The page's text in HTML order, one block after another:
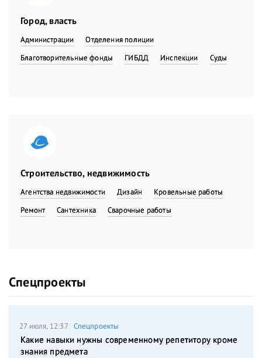
Город, власть
Администрации
Отделения полиции
Благотворительные фонды
ГИБДД Инспекции Суды
Строительство, недвижимость
Агентства недвижимости Дизайн
Кровельные работы
Ремонт
Сантехника Сварочные работы
Спецпроекты
27 июля, 12:37 Спецпроекты
Какие навыки нужны современному репетитору кроме
знания предмета